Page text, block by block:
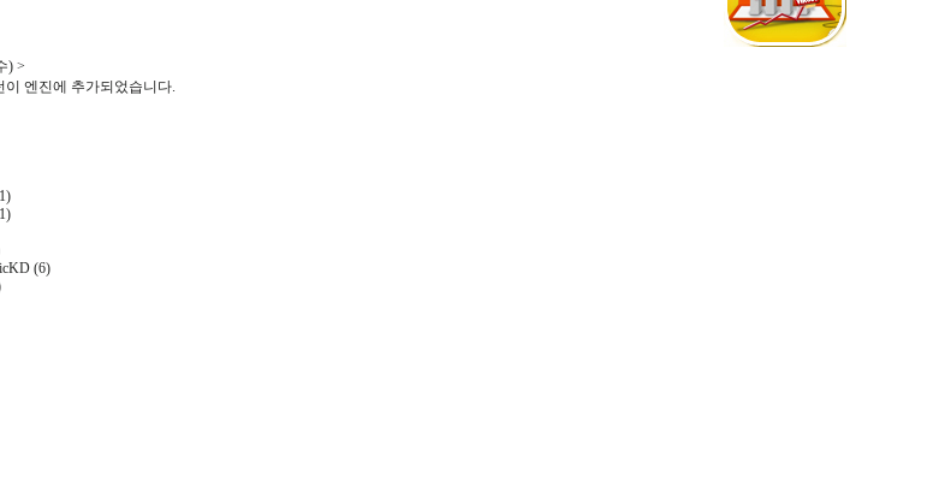
) >
이 엔진에 추가되었습니다.
(6)